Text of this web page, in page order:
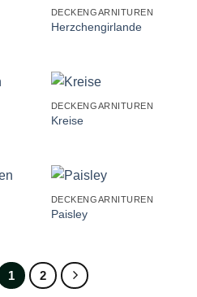
DECKENGARNITUREN
Herzchengirlande
+
DECKENGARNITUREN
Kreise
+
DECKENGARNITUREN
Paisley
1 2